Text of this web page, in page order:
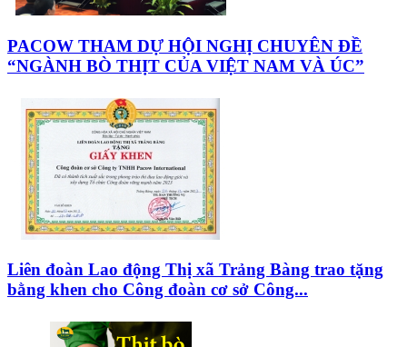
PACOW THAM DỰ HỘI NGHỊ CHUYÊN ĐỀ
“NGÀNH BÒ THỊT CỦA VIỆT NAM VÀ ÚC”
Liên đoàn Lao động Thị xã Trảng Bàng trao tặng
bằng khen cho Công đoàn cơ sở Công...